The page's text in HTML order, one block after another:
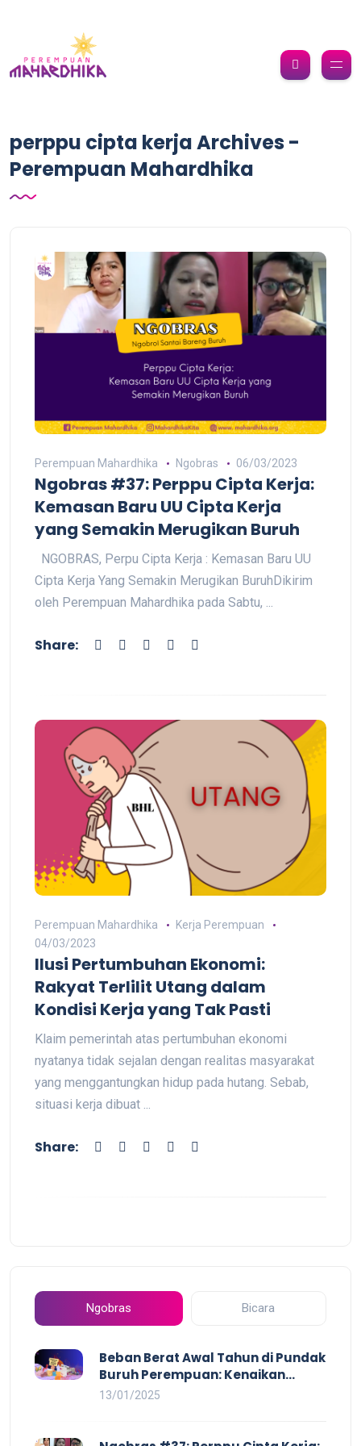
perppu cipta kerja Archives -
Perempuan Mahardhika
Perempuan Mahardhika Ngobras 06/03/2023
Ngobras #37: Perppu Cipta Kerja:
Kemasan Baru UU Cipta Kerja
yang Semakin Merugikan Buruh
NGOBRAS, Perpu Cipta Kerja : Kemasan Baru UU
Cipta Kerja Yang Semakin Merugikan BuruhDikirim
oleh Perempuan Mahardhika pada Sabtu, ...
Share:
Perempuan Mahardhika
Kerja Perempuan
04/03/2023
Ilusi Pertumbuhan Ekonomi:
Rakyat Terlilit Utang dalam
Kondisi Kerja yang Tak Pasti
Klaim pemerintah atas pertumbuhan ekonomi
nyatanya tidak sejalan dengan realitas masyarakat
yang menggantungkan hidup pada hutang. Sebab,
situasi kerja dibuat ...
Share:
Ngobras Bicara
Beban Berat Awal Tahun di Pundak
Buruh Perempuan: Kenaikan
Harga yang Mencekik, Ancaman
13/01/2025